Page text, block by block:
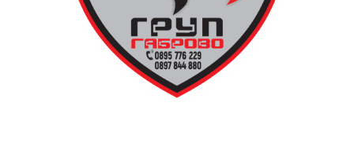
19:00ч Групова тренировка с Йоанна Петрова от
20:00ч. Куиз вечер за обща култура
21:30ч. Прожекция на филма “Брънч за начинаещи”
Ще бъде хубаво – не някога и някъде, а тук и сега!